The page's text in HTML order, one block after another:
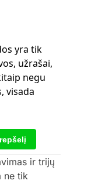
yra tik
užrašai,
negu
visada
ir trijų
ne tik